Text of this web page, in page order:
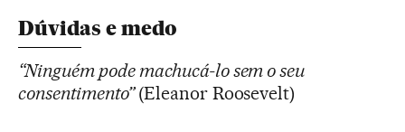
Dúvidas e medo
“Ninguém pode machucá-lo sem o seu
consentimento”(Eleanor Roosevelt)